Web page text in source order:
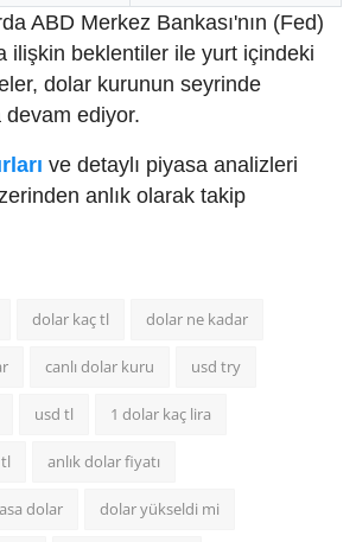
ABD Merkez Bankası'nın (Fed)
ilişkin beklentiler ile yurt içindeki
dolar kurunun seyrinde
ediyor.
ve detaylı piyasa analizleri
anlık olarak takip
dolar kaç tl dolar ne kadar
canlı dolar kuru usd try
usd tl 1 dolar kaç lira
anlık dolar fiyatı
dolar dolar yükseldi mi